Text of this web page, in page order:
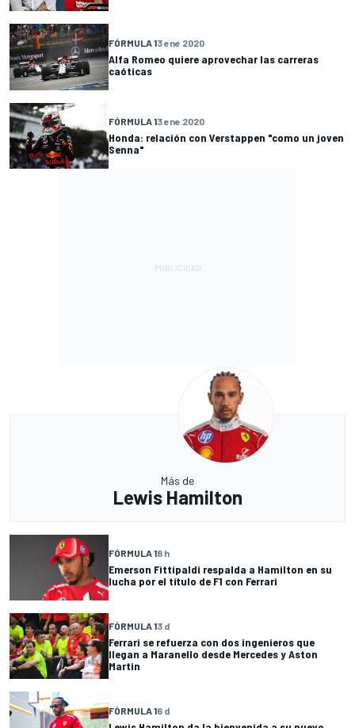
FÓRMULA 13 ene 2020
Alfa Romeo quiere aprovechar las carreras
caóticas
FÓRMULA 13 ene 2020
Honda: relación con Verstappen "como un joven
Senna"
Más de
Lewis Hamilton
FÓRMULA 18 h
Emerson Fittipaldi respalda a Hamilton en su
lucha por el título de F1 con Ferrari
FÓRMULA 13 d
Ferrari se refuerza con dos ingenieros que
llegan a Maranello desde Mercedes y Aston
Martin
FÓRMULA 16 d